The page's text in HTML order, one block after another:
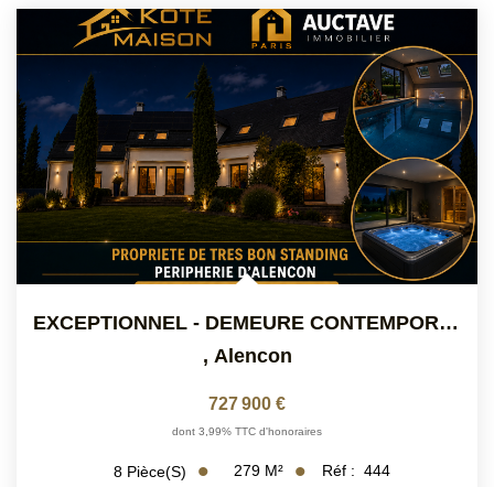
EXCEPTIONNEL - DEMEURE CONTEMPORAINE AVEC PISCINE...
, Alencon
727 900 €
dont 3,99% TTC d'honoraires
8 Pièce(s) 279 M² Réf : 444